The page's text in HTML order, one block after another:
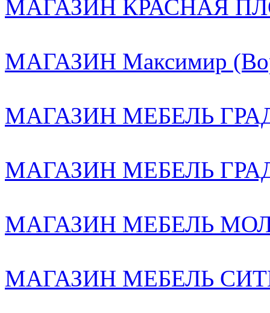
МАГАЗИН КРАСНАЯ
МАГАЗИН Максимир
МАГАЗИН МЕБЕЛЬ
МАГАЗИН МЕБЕЛЬ
МАГАЗИН МЕБЕЛЬ
МАГАЗИН МЕБЕЛЬ